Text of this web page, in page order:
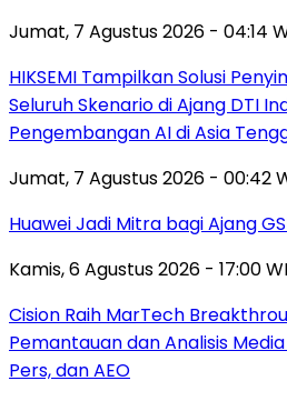
Jumat, 7 Agustus 2026 - 04:14
HIKSEMI Tampilkan Solusi
Seluruh Skenario di Ajang DTI
Pengembangan AI di Asia
Jumat, 7 Agustus 2026 - 00:42
Huawei Jadi Mitra bagi Ajang
Kamis, 6 Agustus 2026 - 17:00
Cision Raih MarTech
Pemantauan dan Analisis
Pers, dan AEO